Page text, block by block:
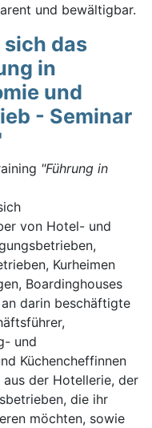
und bewältigbar.
das
in
und
- Seminar
"Führung in
von Hotel- und
Kurheimen
Boardinghouses
darin beschäftigte
und
Küchencheffinnen
der Hotellerie, der
die ihr
möchten, sowie